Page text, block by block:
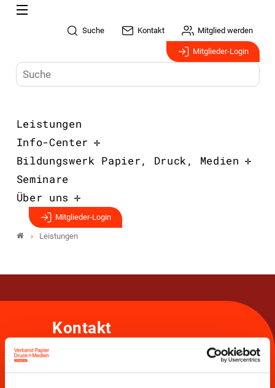
Suche Kontakt Mitglied werden
Mitglieder-Login
Leistungen
Info-Center
Bildungswerk Papier, Druck, Medien
Seminare
Über uns
Mitglieder-Login
Leistungen
Kontakt
verband papier, druck und medien südbaden e.V.
Holbeinstraße 26, 79100 Freiburg